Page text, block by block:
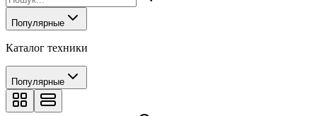
Популярные
Каталог техники
Популярные